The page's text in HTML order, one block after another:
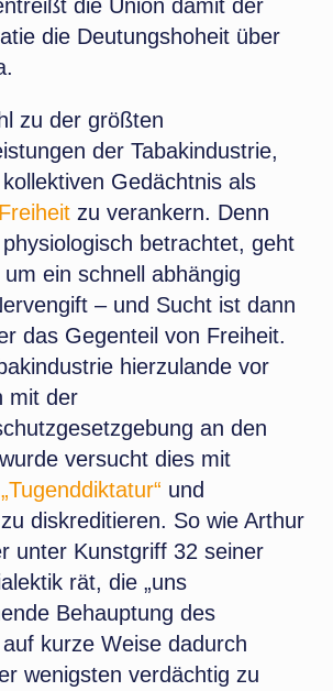
die Union damit der
die Deutungshoheit über
zu der größten
der Tabakindustrie,
Gedächtnis als
zu verankern. Denn
betrachtet, geht
ein schnell abhängig
– und Sucht ist dann
das Gegenteil von Freiheit.
hierzulande vor
mit der
an den
versucht dies mit
„Tugenddiktatur“ und
diskreditieren. So wie Arthur
unter Kunstgriff 32 seiner
rät, die „uns
Behauptung des
kurze Weise dadurch
wenigsten verdächtig zu